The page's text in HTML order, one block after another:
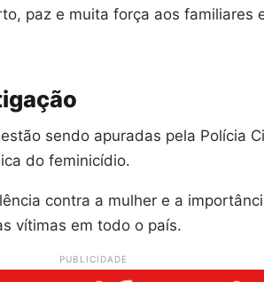
paz e muita força aos familiares
sendo apuradas pela Polícia
do feminicídio.
contra a mulher e a
vítimas em todo o país.
PUBLICIDADE